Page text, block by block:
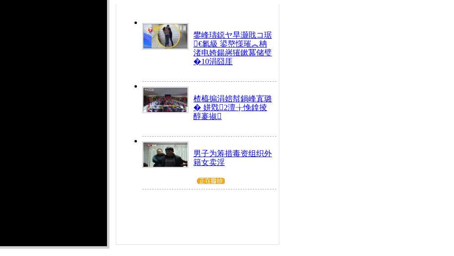
鐢峰瓙鐚ヤ旱灏戝コ琚
€氱級 鍙嶅憡璀︽柟
渚电姱鍚嶈獕鏉冪储璧
�10涓囧厓
楂橀搧涓婄幇鍋峰寘璐
� 姘戣2澶╁悗鎿掕
醇褰掓
男子为筹措毒资组织外
籍女卖淫